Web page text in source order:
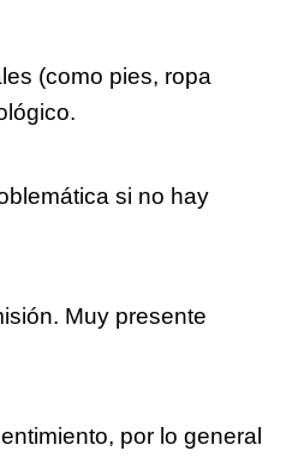
(como pies, ropa
si no hay
Muy presente
por lo general